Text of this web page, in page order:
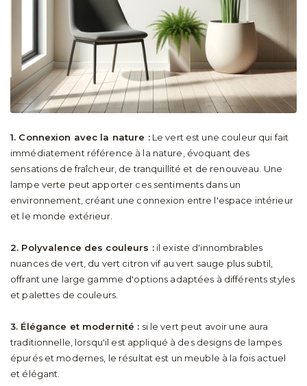
1. Connexion avec la nature :Le vert est une couleur qui fait
immédiatement référence à la nature, évoquant des
sensations de fraîcheur, de tranquillité et de renouveau. Une
lampe verte peut apporter ces sentiments dans un
environnement, créant une connexion entre l'espace intérieur
et le monde extérieur.
2. Polyvalence des couleurs :il existe d'innombrables
nuances de vert, du vert citron vif au vert sauge plus subtil,
offrant une large gamme d'options adaptées à différents styles
et palettes de couleurs.
3. Élégance et modernité : si le vert peut avoir une aura
traditionnelle, lorsqu'il est appliqué à des designs de lampes
épurés et modernes, le résultat est un meuble à la fois actuel
et élégant.